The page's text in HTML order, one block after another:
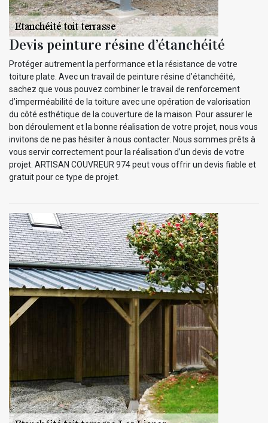
Devis peinture résine d’étanchéité
Protéger autrement la performance et la résistance de votre
toiture plate. Avec un travail de peinture résine d’étanchéité,
sachez que vous pouvez combiner le travail de renforcement
d’imperméabilité de la toiture avec une opération de valorisation
du côté esthétique de la couverture de la maison. Pour assurer le
bon déroulement et la bonne réalisation de votre projet, nous vous
invitons de ne pas hésiter à nous contacter. Nous sommes prêts à
vous servir correctement pour la réalisation d’un devis de votre
projet. ARTISAN COUVREUR 974 peut vous offrir un devis fiable et
gratuit pour ce type de projet.